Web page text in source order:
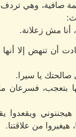
صافية، وهي
أنا مش زعلانة.
أن تنهض إلا
يا سيرا.
بتعجب، فسرعان
ويقعدوا
هيغيروا من علاقتنا.